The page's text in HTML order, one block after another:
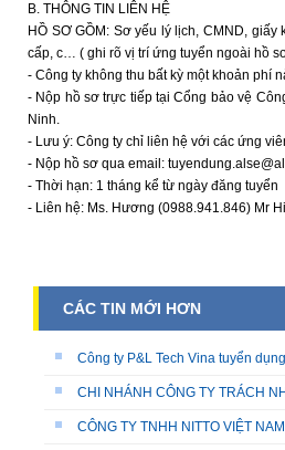
B. THÔNG TIN LIÊN HỆ
HỒ SƠ GỒM: Sơ yếu lý lịch, CMND,
cấp, c… ( ghi rõ vị trí ứng tuyển ngoài hồ
- Công ty không thu bất kỳ một khoản phí
- Nộp hồ sơ trực tiếp tại Cổng bảo vệ
Ninh.
- Lưu ý: Công ty chỉ liên hệ với các ứng
- Nộp hồ sơ qua email:
- Thời hạn: 1 tháng kể từ ngày đăng tuyển
- Liên hệ: Ms. Hương (0988.941.846) Mr
CÁC TIN MỚI HƠN
Công ty P&L Tech Vina tuyển dụng
CHI NHÁNH CÔNG TY TRÁCH
CÔNG TY TNHH NITTO VIỆT